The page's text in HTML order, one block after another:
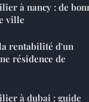
à nancy : de
ville
rentabilité d'un
résidence de
à dubai : guide